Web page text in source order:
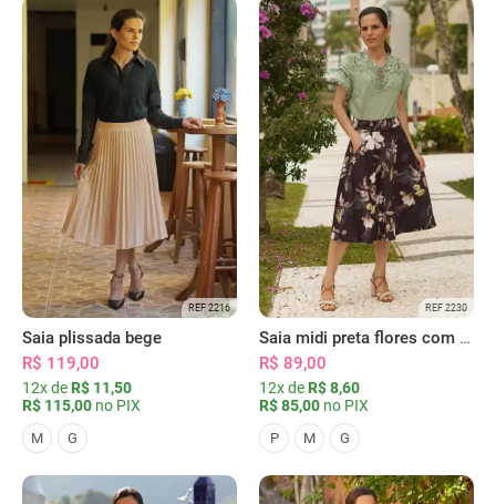
REF 2216
Saia plissada bege
R$ 119,00
12x de R$ 11,50
R$ 115,00 no PIX
M G
REF 2230
Saia midi preta flores com bolsos
R$ 89,00
12x de R$ 8,60
R$ 85,00 no PIX
P M G